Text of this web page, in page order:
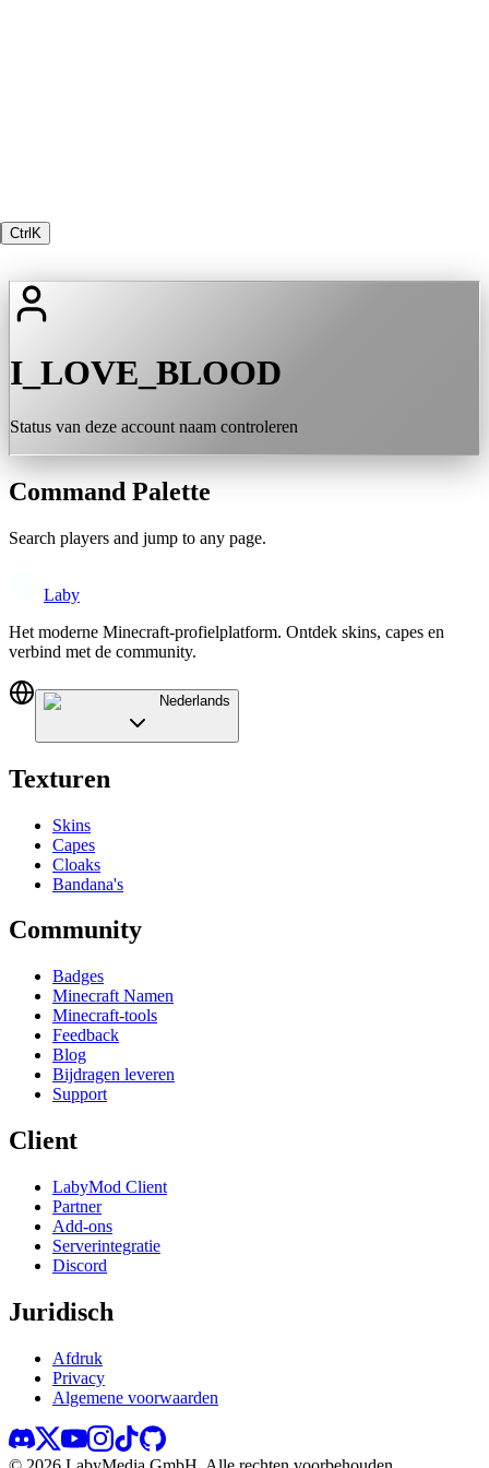
Ctrl K
I_LOVE_BLOOD
Status van deze account naam controleren
Command Palette
Search players and jump to any page.
Laby
Het moderne Minecraft-profielplatform. Ontdek skins, capes en
verbind met de community.
Nederlands
Texturen
Skins
Capes
Cloaks
Bandana's
Community
Badges
Minecraft Namen
Minecraft-tools
Feedback
Blog
Bijdragen leveren
Support
Client
LabyMod Client
Partner
Add-ons
Serverintegratie
Discord
Juridisch
Afdruk
Privacy
Algemene voorwaarden